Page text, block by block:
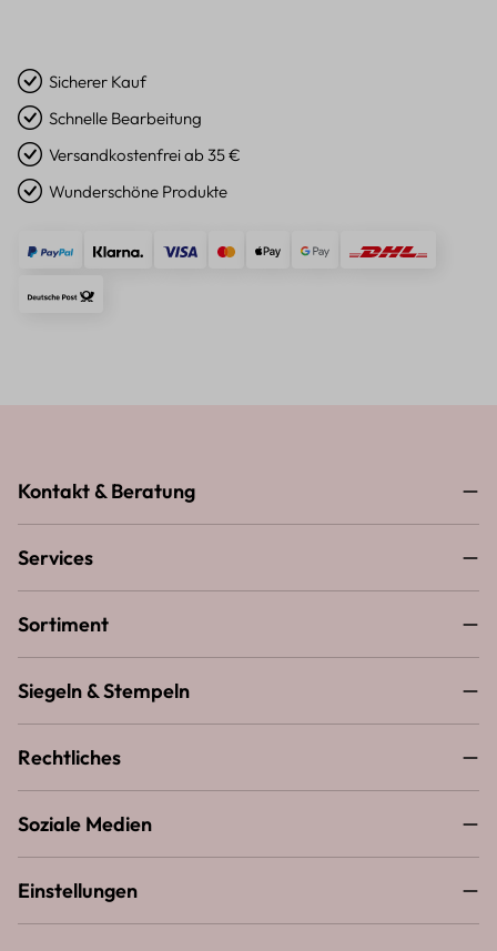
Sicherer Kauf
Schnelle Bearbeitung
Versandkostenfrei ab 35 €
Wunderschöne Produkte
Kontakt & Beratung
Services
Sortiment
Siegeln & Stempeln
Rechtliches
Soziale Medien
Einstellungen